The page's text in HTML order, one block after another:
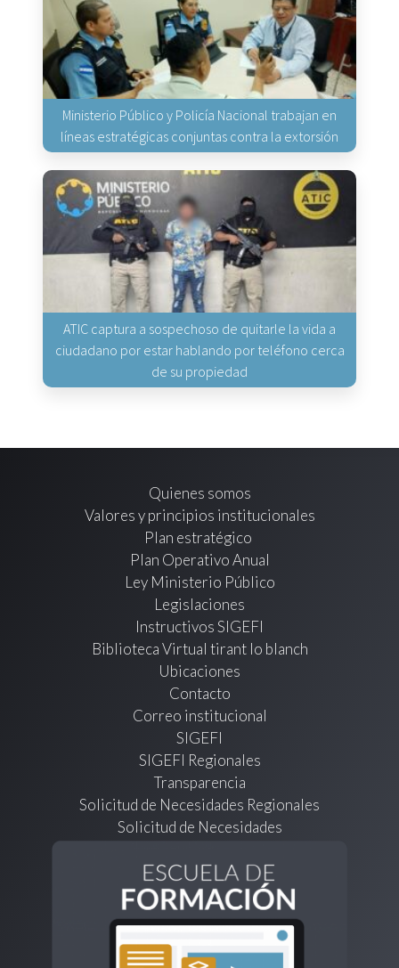
Ministerio Público y Policía Nacional trabajan en
líneas estratégicas conjuntas contra la extorsión
ATIC captura a sospechoso de quitarle la vida a
ciudadano por estar hablando por teléfono cerca
de su propiedad
Quienes somos
Valores y principios institucionales
Plan estratégico
Plan Operativo Anual
Ley Ministerio Público
Legislaciones
Instructivos SIGEFI
Biblioteca Virtual tirant lo blanch
Ubicaciones
Contacto
Correo institucional
SIGEFI
SIGEFI Regionales
Transparencia
Solicitud de Necesidades Regionales
Solicitud de Necesidades